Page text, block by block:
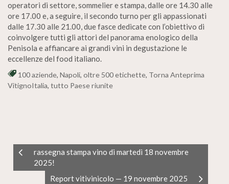
operatori di settore, sommelier e stampa, dalle ore 14.30 alle
ore 17.00 e, a seguire, il secondo turno per gli appassionati
dalle 17.30 alle 21.00, due fasce dedicate con l’obiettivo di
coinvolgere tutti gli attori del panorama enologico della
Penisola e affiancare ai grandi vini in degustazione le
eccellenze del food italiano.
100 aziende, Napoli, oltre 500 etichette, Torna Anteprima
VitignoItalia, tutto Paese riunite
rassegna stampa vino di martedì 18 novembre
2025!
Report vitivinicolo — 19 novembre 2025